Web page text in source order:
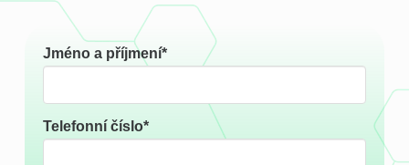
Jméno a příjmení*
Telefonní číslo*